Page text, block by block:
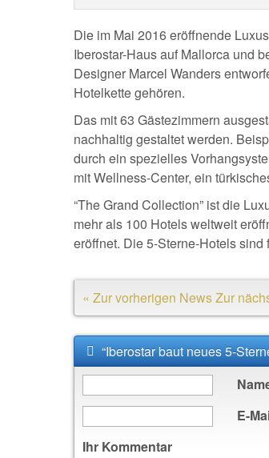
Die im Mai 2016 eröffnende
Iberostar-Haus auf Mallorca und
Designer Marcel Wanders
Hotelkette gehören.
Das mit 63 Gästezimmern
nachhaltig gestaltet werden.
durch ein spezielles
mit Wellness-Center, ein
“The Grand Collection” ist die
mehr als 100 Hotels weltweit
eröffnet. Die 5-Sterne-Hotels
« Zur vorherigen NewsZur
“Iberostar baut neues 5-
E-
Ihr Kommentar